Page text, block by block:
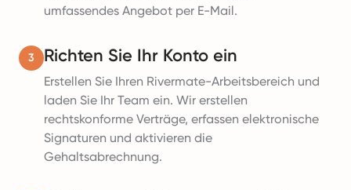
umfassendes Angebot per E-Mail.
3 Richten Sie Ihr Konto ein
Erstellen Sie Ihren Rivermate-Arbeitsbereich und
laden Sie Ihr Team ein. Wir erstellen
rechtskonforme Verträge, erfassen elektronische
Signaturen und aktivieren die
Gehaltsabrechnung.